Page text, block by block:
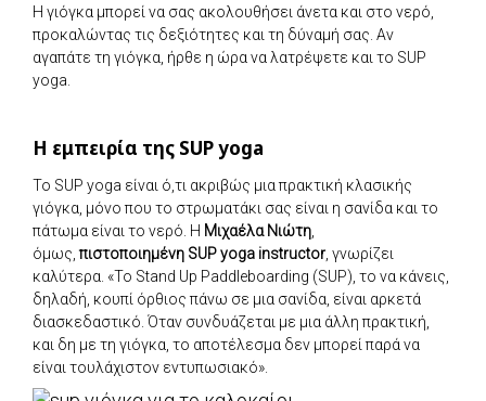
Η γιόγκα μπορεί να σας ακολουθήσει άνετα και στο νερό,
προκαλώντας τις δεξιότητες και τη δύναμή σας. Αν
αγαπάτε τη γιόγκα, ήρθε η ώρα να λατρέψετε και το SUP
yoga.
Η εμπειρία της SUPyoga
Το SUP yoga είναι ό,τι ακριβώς μια πρακτική κλασικής
γιόγκα, μόνο που το στρωματάκι σας είναι η σανίδα και το
πάτωμα είναι το νερό. Η Μιχαέλα Νιώτη
όμως,πιστοποιημένη SUPyoga instructor , γνωρίζει
καλύτερα. «Το Stand Up Paddleboarding (SUP), το να κάνεις,
δηλαδή, κουπί όρθιος πάνω σε μια σανίδα, είναι αρκετά
διασκεδαστικό. Όταν συνδυάζεται με μια άλλη πρακτική,
και δη με τη γιόγκα, το αποτέλεσμα δεν μπορεί παρά να
είναι τουλάχιστον εντυπωσιακό».